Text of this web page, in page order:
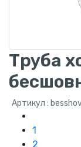
Труба
Артикул :
1
2